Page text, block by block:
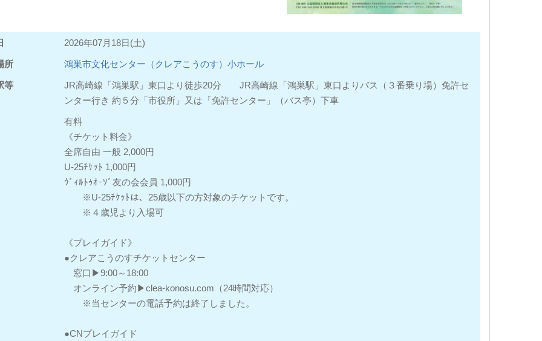
2026年07月18日(土)
所 鴻巣市文化センター（クレアこうのす）小ホール
等
JR高崎線「鴻巣駅」東口より徒歩20分 JR高崎線「鴻巣駅」東口よりバス（３番乗り場）免許セ
ンター行き 約５分「市役所」又は「免許センター」（バス亭）下車
有料
《チケット料金》
全席自由 一般 2,000円
U-25ﾁｹｯﾄ 1,000円
ｳﾞｨﾙﾄｩｵｰｿﾞ友の会会員 1,000円
※U-25ﾁｹｯﾄは、25歳以下の方対象のチケットです。
※４歳児より入場可
《プレイガイド》
●クレアこうのすチケットセンター
窓口▶9:00～18:00
オンライン予約▶clea-konosu.com（24時間対応）
※当センターの電話予約は終了しました。
●CNプレイガイド